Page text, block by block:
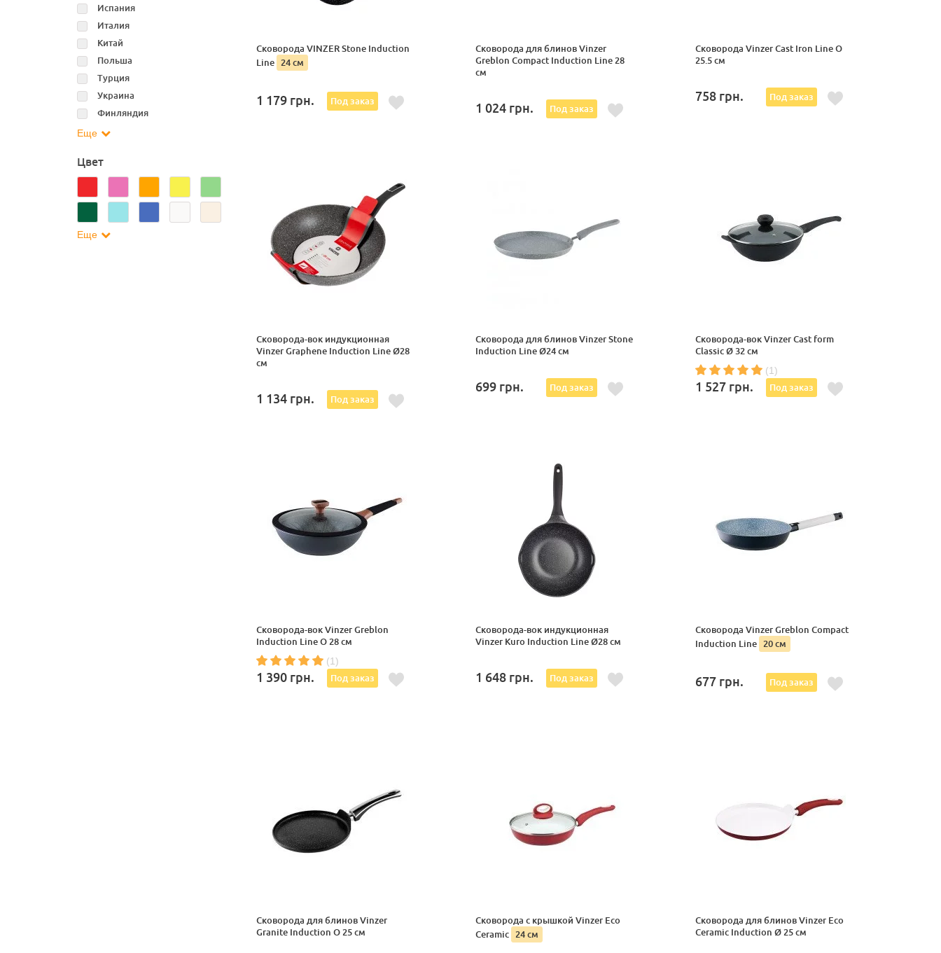
Испания
Италия
Китай
Польша
Турция
Украина
Финляндия
Еще
Цвет
Еще
Сковорода VINZER Stone Induction
Line 24 см
1 179 грн. Под заказ
Сковорода для блинов Vinzer
Greblon Compact Induction Line 28
см
1 024 грн. Под заказ
Сковорода Vinzer Cast Iron Line O
25.5 см
758 грн. Под заказ
Сковорода-вок индукционная
Vinzer Graphene Induction Line Ø28
см
1 134 грн. Под заказ
Сковорода для блинов Vinzer Stone
Induction Line Ø24 см
699 грн. Под заказ
Сковорода-вок Vinzer Cast form
Classic Ø 32 см
(1)
1 527 грн. Под заказ
Сковорода-вок Vinzer Greblon
Induction Line O 28 см
(1)
1 390 грн. Под заказ
Сковорода-вок индукционная
Vinzer Kuro Induction Line Ø28 см
1 648 грн. Под заказ
Сковорода Vinzer Greblon Compact
Induction Line 20 см
677 грн. Под заказ
Сковорода для блинов Vinzer
Granite Induction O 25 см
Сковорода с крышкой Vinzer Eco
Ceramic 24 см
Сковорода для блинов Vinzer Eco
Ceramic Induction Ø 25 см